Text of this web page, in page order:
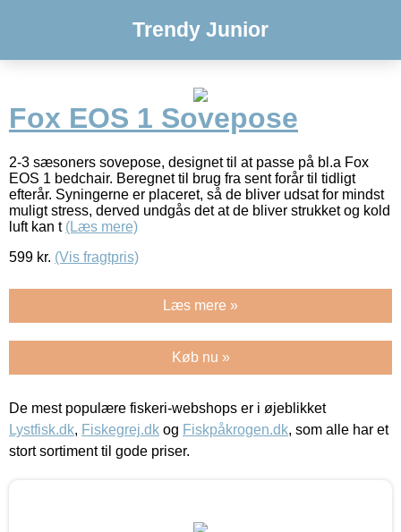
Trendy Junior
Fox EOS 1 Sovepose
2-3 sæsoners sovepose, designet til at passe på bl.a Fox
EOS 1 bedchair. Beregnet til brug fra sent forår til tidligt
efterår. Syningerne er placeret, så de bliver udsat for mindst
muligt stress, derved undgås det at de bliver strukket og kold
luft kan t (Læs mere)
599 kr. (Vis fragtpris)
Læs mere »
Køb nu »
De mest populære fiskeri-webshops er i øjeblikket
Lystfisk.dk, Fiskegrej.dk og Fiskpåkrogen.dk, som alle har et
stort sortiment til gode priser.